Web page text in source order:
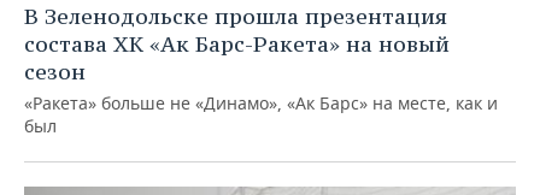
В Зеленодольске прошла презентация
состава ХК «Ак Барс-Ракета» на новый
сезон
«Ракета» больше не «Динамо», «Ак Барс» на месте, как и
был